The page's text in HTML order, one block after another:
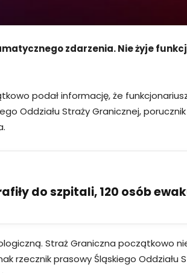
zdarzenia. Nie żyje
podał informację, że
Oddziału Straży Granicznej,
do szpitali, 120 osób
Straż Graniczna początkowo
rzecznik prasowy Śląskiego Oddziału